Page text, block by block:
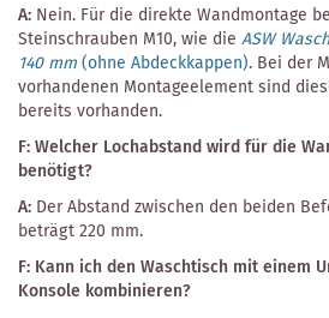
A: Nein. Für die direkte Wandmontage
Steinschrauben M10, wie die ASW
140 mm(ohne Abdeckkappen). Bei der
vorhandenen Montageelement sind
bereits vorhanden.
F: Welcher Lochabstand wird für die
benötigt?
A: Der Abstand zwischen den beiden
beträgt 220 mm.
F: Kann ich den Waschtisch mit einem
Konsole kombinieren?